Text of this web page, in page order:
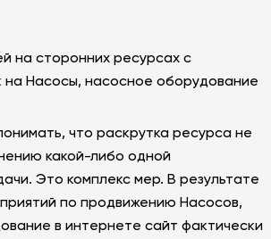
на сторонних ресурсах с
на Насосы, насосное оборудование
что раскрутка ресурса не
какой-либо одной
Это комплекс мер. В результате
по продвижению Насосов,
в интернете сайт фактически